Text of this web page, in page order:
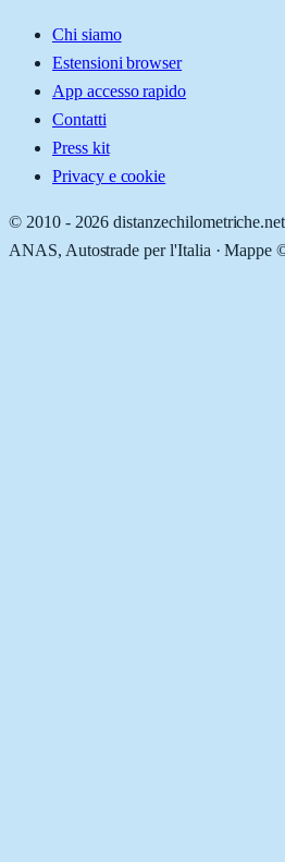
Chi siamo
Estensioni browser
App accesso rapido
Contatti
Press kit
Privacy e cookie
© 2010 - 2026 distanzechilometriche.net
ANAS, Autostrade per l'Italia · Mappe